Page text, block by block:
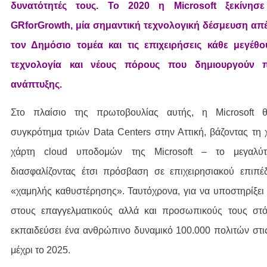
δυνατότητές τους. Το 2020 η Microsoft
GRforGrowth, μία σημαντική τεχνολογική δέσμευση
τον Δημόσιο τομέα και τις επιχειρήσεις κάθε
τεχνολογία και νέους πόρους που δημιουργούν
ανάπτυξης.
Στο πλαίσιο της πρωτοβουλίας αυτής, η Microsoft
συγκρότημα τριών Data Centers στην Αττική, βάζοντας
χάρτη cloud υποδομών της Microsoft – το
διασφαλίζοντας έτσι πρόσβαση σε επιχειρησιακού
«χαμηλής καθυστέρησης». Ταυτόχρονα, για να
στους επαγγελματικούς αλλά και προσωπικούς τους
εκπαιδεύσει ένα ανθρώπινο δυναμικό 100.000 πολιτών
μέχρι το 2025.